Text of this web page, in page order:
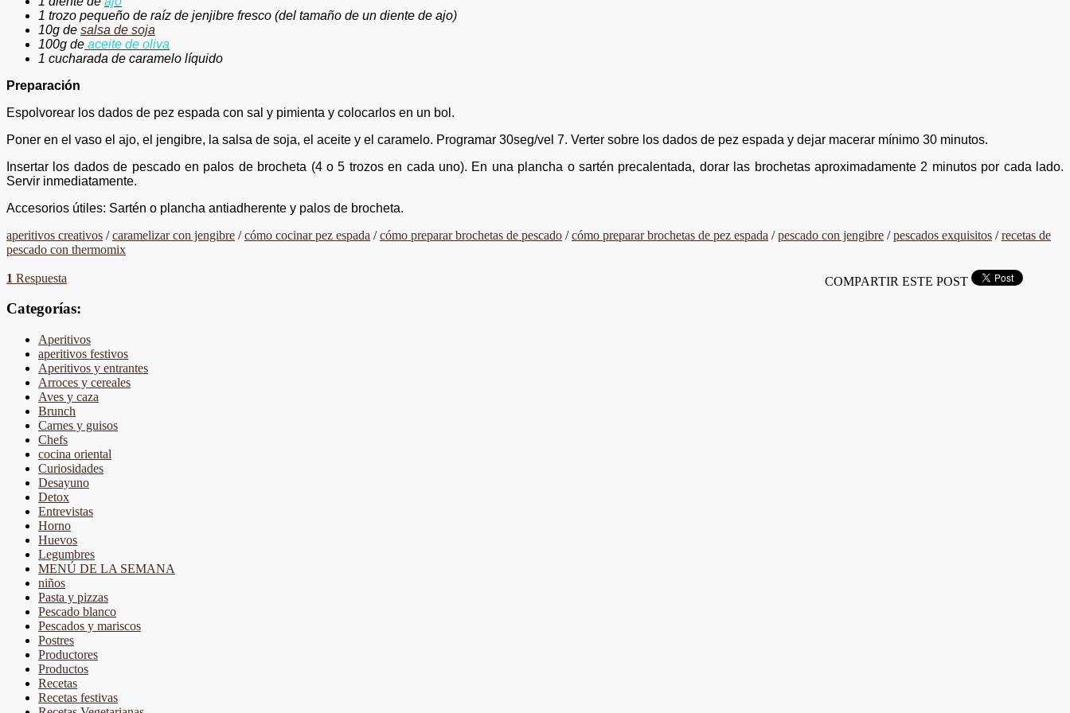
1 trozo pequeño de raíz de jenjibre fresco (del tamaño de un diente de ajo)
10g de salsa de soja
100g de aceite de oliva
1 cucharada de caramelo líquido
Preparación
Espolvorear los dados de pez espada con sal y pimienta y colocarlos en un bol.
Poner en el vaso el ajo, el jengibre, la salsa de soja, el aceite y el caramelo. Programar 30seg/vel 7. Verter sobre los dados de pez espada y dejar macerar mínimo 30 minutos.
Insertar los dados de pescado en palos de brocheta (4 o 5 trozos en cada uno). En una plancha o sartén precalentada, dorar las brochetas aproximadamente 2 minutos por cada lado.
Servir inmediatamente.
Accesorios útiles: Sartén o plancha antiadherente y palos de brocheta.
aperitivos creativos /caramelizar con jengibre /cómo cocinar pez espada /cómo preparar brochetas de pescado /cómo preparar brochetas de pez espada /pescado con jengibre /pescados exquisitos /recetas de
pescado con thermomix
1 Respuesta COMPARTIR ESTE POST
Categorías:
Aperitivos
aperitivos festivos
Aperitivos y entrantes
Arroces y cereales
Aves y caza
Brunch
Carnes y guisos
Chefs
cocina oriental
Curiosidades
Desayuno
Detox
Entrevistas
Horno
Huevos
Legumbres
MENÚ DE LA SEMANA
niños
Pasta y pizzas
Pescado blanco
Pescados y mariscos
Postres
Productores
Productos
Recetas
Recetas festivas